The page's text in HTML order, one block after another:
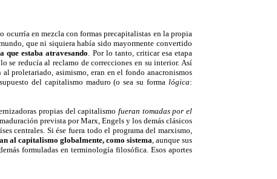
en mezcla con formas precapitalistas en la propia
que ni siquiera había sido mayormente convertido
estaba atravesando . Por lo tanto, criticar esa etapa
se reducía al reclamo de correcciones en su interior. Así
proletariado, asimismo, eran en el fondo anacronismos
del capitalismo maduro (o sea su forma lógica:
propias del capitalismo fueran tomadas por el
prevista por Marx, Engels y los demás clásicos
centrales. Si ése fuera todo el programa del marxismo,
al capitalismo globalmente, como sistema , aunque sus
formuladas en terminología filosófica. Esos aportes